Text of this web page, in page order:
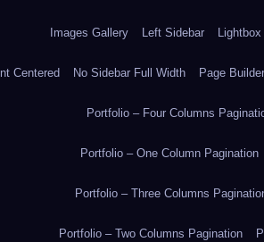
Images Gallery Left Sidebar Lightbox
Centered No Sidebar Full Width Page Builder
Portfolio – Four Columns
Portfolio – One Column Pagination
Portfolio – Three Columns
Portfolio – Two Columns Pagination